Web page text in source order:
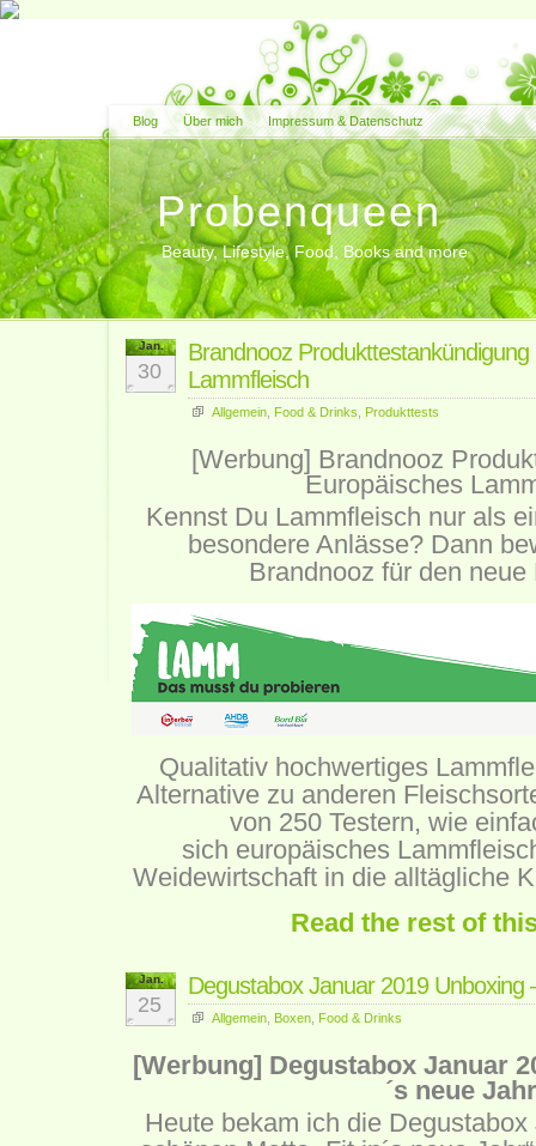
Blog Über mich Impressum & Datenschutz
Probenqueen
Beauty, Lifestyle, Food, Books and more
Jan.
30
Brandnooz
Lammfleisch
Allgemein Food & Drinks Produkttests
[Werbung] Brandnooz
Europäisches
Kennst Du Lammfleisch nur als
besondere Anlässe? Dann
Brandnooz für den neue
Qualitativ hochwertiges
Alternative zu anderen
von 250 Testern, wie
sich europäisches
Weidewirtschaft in die alltägliche
Read the rest of
Jan.
25
Degustabox Januar 2019 Unboxing
Allgemein Boxen Food & Drinks
[Werbung] Degustabox Januar
´s neue Jahr
Heute bekam ich die